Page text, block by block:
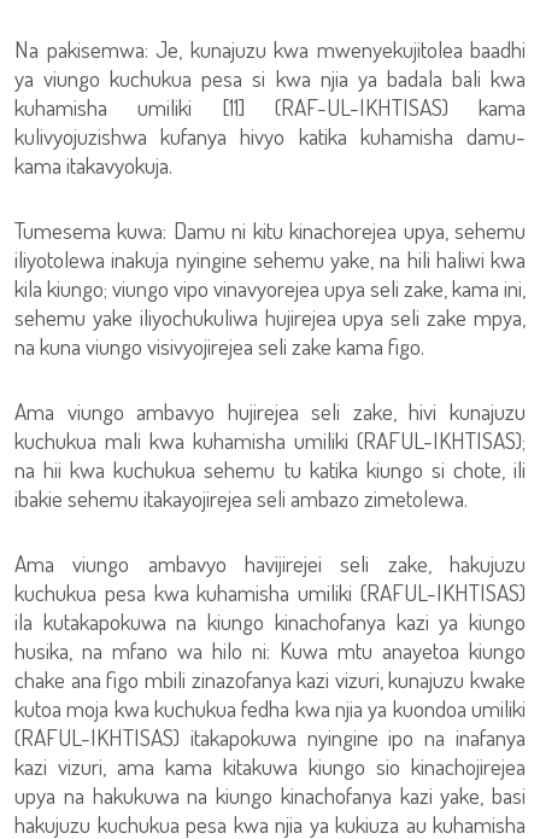
Na pakisemwa: Je, kunajuzu kwa mwenyekujitolea baadhi
ya viungo kuchukua pesa si kwa njia ya badala bali kwa
kuhamisha umiliki [11] (RAF-UL-IKHTISAS) kama
kulivyojuzishwa kufanya hivyo katika kuhamisha damu-
kama itakavyokuja.
Tumesema kuwa: Damu ni kitu kinachorejea upya, sehemu
iliyotolewa inakuja nyingine sehemu yake, na hili haliwi kwa
kila kiungo; viungo vipo vinavyorejea upya seli zake, kama ini,
sehemu yake iliyochukuliwa hujirejea upya seli zake mpya,
na kuna viungo visivyojirejea seli zake kama figo.
Ama viungo ambavyo hujirejea seli zake, hivi kunajuzu
kuchukua mali kwa kuhamisha umiliki (RAFUL-IKHTISAS);
na hii kwa kuchukua sehemu tu katika kiungo si chote, ili
ibakie sehemu itakayojirejea seli ambazo zimetolewa.
Ama viungo ambavyo havijirejei seli zake, hakujuzu
kuchukua pesa kwa kuhamisha umiliki (RAFUL-IKHTISAS)
ila kutakapokuwa na kiungo kinachofanya kazi ya kiungo
husika, na mfano wa hilo ni: Kuwa mtu anayetoa kiungo
chake ana figo mbili zinazofanya kazi vizuri, kunajuzu kwake
kutoa moja kwa kuchukua fedha kwa njia ya kuondoa umiliki
(RAFUL-IKHTISAS) itakapokuwa nyingine ipo na inafanya
kazi vizuri, ama kama kitakuwa kiungo sio kinachojirejea
upya na hakukuwa na kiungo kinachofanya kazi yake, basi
hakujuzu kuchukua pesa kwa njia ya kukiuza au kuhamisha